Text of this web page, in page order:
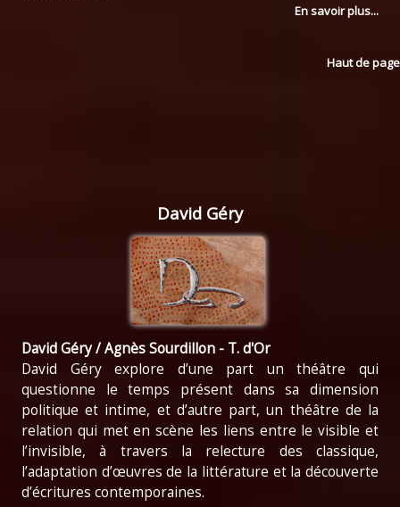
En savoir plus...
Haut de page
David Géry
David Géry / Agnès Sourdillon - T. d'Or
David Géry explore d’une part un théâtre qui
questionne le temps présent dans sa dimension
politique et intime, et d’autre part, un théâtre de la
relation qui met en scène les liens entre le visible et
l’invisible, à travers la relecture des classique,
l’adaptation d’œuvres de la littérature et la découverte
d’écritures contemporaines.